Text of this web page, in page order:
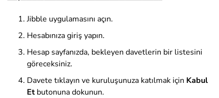
Jibble uygulamasını açın.
Hesabınıza giriş yapın.
Hesap sayfanızda, bekleyen davetlerin bir listesini
göreceksiniz.
Davete tıklayın ve kuruluşunuza katılmak için Kabul
Etbutonuna dokunun.